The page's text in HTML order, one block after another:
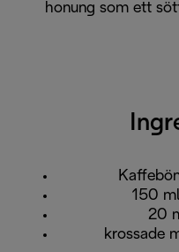
honung som ett
150
20
krossade